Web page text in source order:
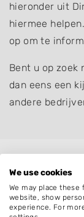
hieronder uit
hiermee
op om te
Bent u op zoek
dan eens een
andere
Plaatsen
Tuitjenhorn
Sint Maarten
We use cookies
We may place
website, show
experience. For